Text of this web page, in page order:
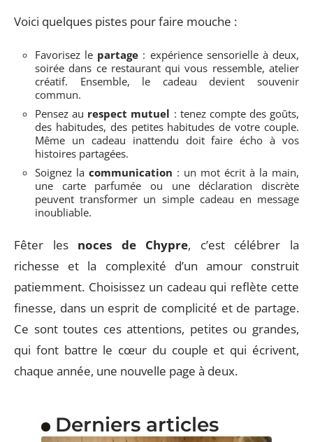
Voici quelques pistes pour faire mouche :
Favorisez le partage : expérience sensorielle à deux,
soirée dans ce restaurant qui vous ressemble, atelier
créatif. Ensemble, le cadeau devient souvenir
commun.
Pensez au respect mutuel : tenez compte des goûts,
des habitudes, des petites habitudes de votre couple.
Même un cadeau inattendu doit faire écho à vos
histoires partagées.
Soignez la communication : un mot écrit à la main,
une carte parfumée ou une déclaration discrète
peuvent transformer un simple cadeau en message
inoubliable.
Fêter les noces de Chypre, c’est célébrer la
richesse et la complexité d’un amour construit
patiemment. Choisissez un cadeau qui reflète cette
finesse, dans un esprit de complicité et de partage.
Ce sont toutes ces attentions, petites ou grandes,
qui font battre le cœur du couple et qui écrivent,
chaque année, une nouvelle page à deux.
Derniers articles